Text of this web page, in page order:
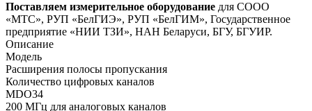
Поставляем измерительное оборудование для СООО
«МТС», РУП «БелГИЭ», РУП «БелГИМ», Государственное
предприятие «НИИ ТЗИ», НАН Беларуси, БГУ, БГУИР.
Описание
Модель
Расширения полосы пропускания
Количество цифровых каналов
MDO34
200 МГц для аналоговых каналов